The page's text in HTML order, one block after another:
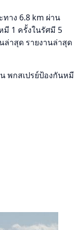
ทาง 6.8 km ผ่าน
มี 1 ครั้งในรัศมี 5
ล่าสุด รายงานล่าสุด
พกสเปรย์ป้องกันหมี